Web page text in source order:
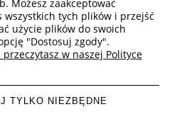
Możesz zaakceptować
wszystkich tych plików i przejść
użycie plików do swoich
"Dostosuj zgody".
w naszej Polityce
TYLKO NIEZBĘDNE